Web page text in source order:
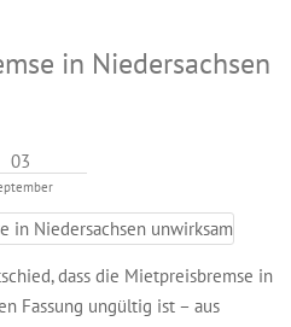
in Niedersachsen
03
dass die Mietpreisbremse in
Fassung ungültig ist – aus